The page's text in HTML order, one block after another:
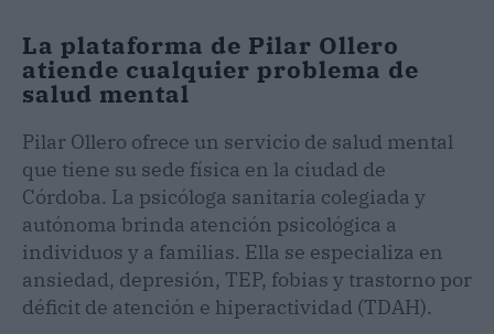
La plataforma de Pilar Ollero
atiende cualquier problema de
salud mental
Pilar Ollero ofrece un servicio de salud mental
que tiene su sede física en la ciudad de
Córdoba. La psicóloga sanitaria colegiada y
autónoma brinda atención psicológica a
individuos y a familias. Ella se especializa en
ansiedad, depresión, TEP, fobias y trastorno por
déficit de atención e hiperactividad (TDAH).